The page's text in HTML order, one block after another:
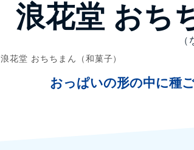
浪花堂 おち
浪花堂 おちちまん（和菓子）
おっぱいの形の中に種